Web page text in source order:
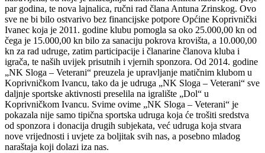
par godina, te nova lajnalica, ručni rad člana Antuna Zrinskog. Ovo
sve ne bi bilo ostvarivo bez financijske potpore Općine Koprivnički
Ivanec koja je 2011. godine klubu pomogla sa oko 25.000,00 kn od
čega je 15.000,00 kn bilo za sanaciju pokrova krovišta, a 10.000,00
kn za rad udruge, zatim participacije i članarine članova kluba i
igrača, te naših uvijek prisutnih i vjernih sponzora. Od 2014. godine
„NK Sloga – Veterani“ preuzela je upravljanje matičnim klubom u
Koprivničkom Ivancu, tako da je udruga „NK Sloga – Veterani“ sve
daljnje sportske aktivnosti preselila na igralište „Dol“ u
Koprivničkom Ivancu. Svime ovime „NK Sloga – Veterani“ je
pokazala nije samo tipična sportska udruga koja će trošiti sredstva
od sponzora i donacija drugih subjekata, već udruga koja stvara
nove vrijednosti i uvjete za boljitak svih nas, a posebno mladog
naraštaja koji dolazi iza nas.